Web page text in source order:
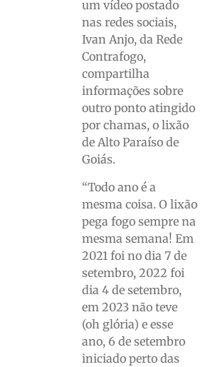
um vídeo postado
nas redes sociais,
Ivan Anjo, da Rede
Contrafogo,
compartilha
informações sobre
outro ponto atingido
por chamas, o lixão
de Alto Paraíso de
Goiás.
“Todo ano é a
mesma coisa. O lixão
pega fogo sempre na
mesma semana! Em
2021 foi no dia 7 de
setembro, 2022 foi
dia 4 de setembro,
em 2023 não teve
(oh glória) e esse
ano, 6 de setembro
iniciado perto das